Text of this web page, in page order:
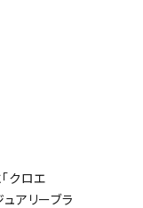
クロエ
アリーブラ